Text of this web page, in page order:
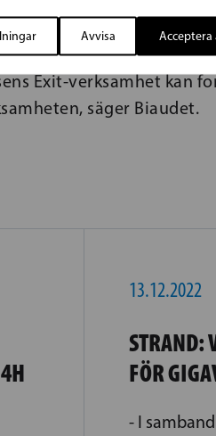
Avvisa Acceptera
här tar hänsyn
kollektivtrafik,
Exit-verksamhet kan
säger Biaudet.
13.12.2022
STRAND:
FÖR
- I